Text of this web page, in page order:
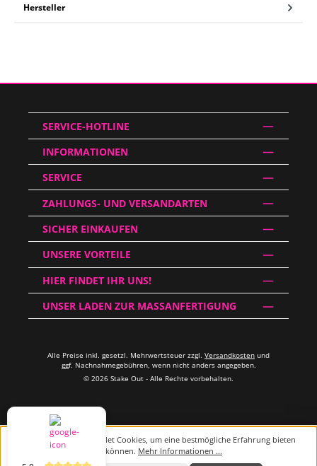
Hersteller
SERVICE-HOTLINE
INFORMATIONEN
SERVICE
ZAHLUNGS- UND VERSANDARTEN
SICHER EINKAUFEN
UNSERE VORTEILE
HIER FINDET IHR UNS!
UNSER LADEN ZUR MASSANFERTIGUNG
Alle Preise inkl. gesetzl. Mehrwertsteuer zzgl. Versandkosten und
ggf. Nachnahmegebühren, wenn nicht anders angegeben.
© 2026 Stake Out - Alle Rechte vorbehalten.
Diese Website verwendet Cookies, um eine bestmögliche Erfahrung bieten
zu können. Mehr Informationen ...